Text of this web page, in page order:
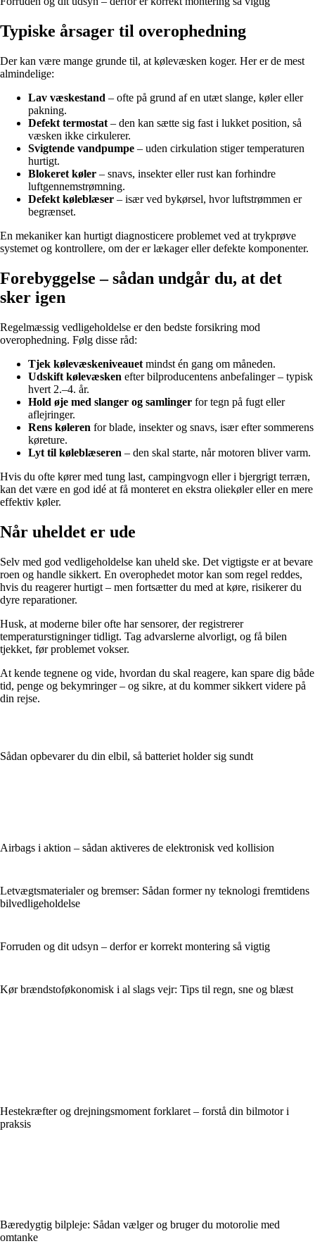
Typiske årsager til overophedning
Der kan være mange grunde til, at kølevæsken koger. Her er de mest
almindelige:
Lav væskestand – ofte på grund af en utæt slange, køler eller
pakning.
Defekt termostat – den kan sætte sig fast i lukket position, så
væsken ikke cirkulerer.
Svigtende vandpumpe – uden cirkulation stiger temperaturen
hurtigt.
Blokeret køler – snavs, insekter eller rust kan forhindre
luftgennemstrømning.
Defekt køleblæser – især ved bykørsel, hvor luftstrømmen er
begrænset.
En mekaniker kan hurtigt diagnosticere problemet ved at trykprøve
systemet og kontrollere, om der er lækager eller defekte komponenter.
Forebyggelse – sådan undgår du, at det
sker igen
Regelmæssig vedligeholdelse er den bedste forsikring mod
overophedning. Følg disse råd:
Tjek kølevæskeniveauet mindst én gang om måneden.
Udskift kølevæsken efter bilproducentens anbefalinger – typisk
hvert 2.–4. år.
Hold øje med slanger og samlinger for tegn på fugt eller
aflejringer.
Rens køleren for blade, insekter og snavs, især efter sommerens
køreture.
Lyt til køleblæseren – den skal starte, når motoren bliver varm.
Hvis du ofte kører med tung last, campingvogn eller i bjergrigt terræn,
kan det være en god idé at få monteret en ekstra oliekøler eller en mere
effektiv køler.
Når uheldet er ude
Selv med god vedligeholdelse kan uheld ske. Det vigtigste er at bevare
roen og handle sikkert. En overophedet motor kan som regel reddes,
hvis du reagerer hurtigt – men fortsætter du med at køre, risikerer du
dyre reparationer.
Husk, at moderne biler ofte har sensorer, der registrerer
temperaturstigninger tidligt. Tag advarslerne alvorligt, og få bilen
tjekket, før problemet vokser.
At kende tegnene og vide, hvordan du skal reagere, kan spare dig både
tid, penge og bekymringer – og sikre, at du kommer sikkert videre på
din rejse.
Sådan opbevarer du din elbil, så batteriet holder sig sundt
Airbags i aktion – sådan aktiveres de elektronisk ved kollision
Letvægtsmaterialer og bremser: Sådan former ny teknologi fremtidens
bilvedligeholdelse
Forruden og dit udsyn – derfor er korrekt montering så vigtig
Kør brændstoføkonomisk i al slags vejr: Tips til regn, sne og blæst
Hestekræfter og drejningsmoment forklaret – forstå din bilmotor i
praksis
Bæredygtig bilpleje: Sådan vælger og bruger du motorolie med
omtanke